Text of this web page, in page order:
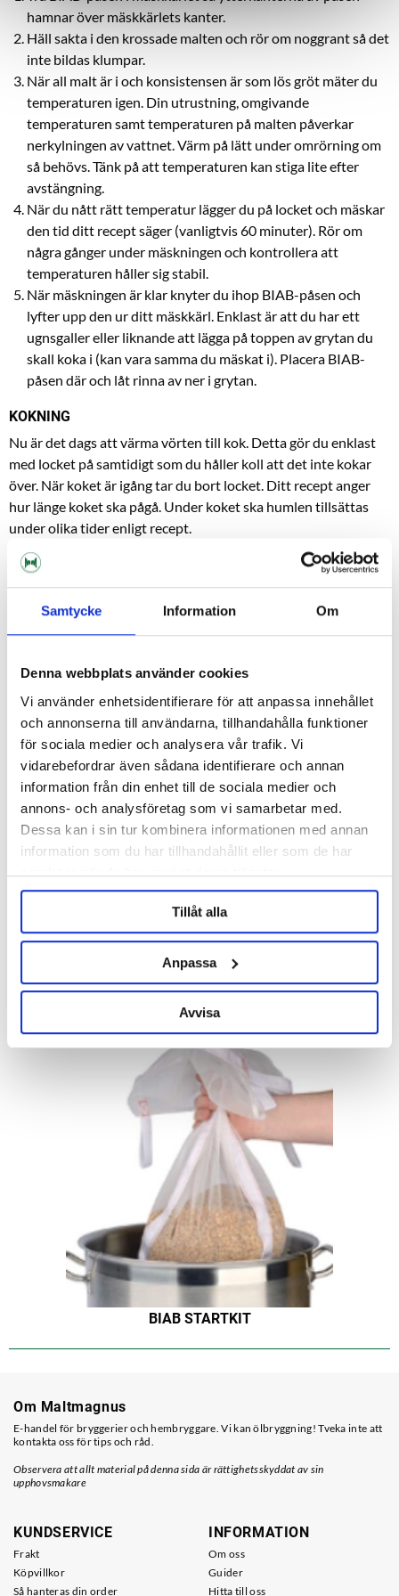
Samtycke Information Om
Denna webbplats använder cookies
Vi använder enhetsidentifierare för att anpassa innehållet
och annonserna till användarna, tillhandahålla funktioner
för sociala medier och analysera vår trafik. Vi
vidarebefordrar även sådana identifierare och annan
information från din enhet till de sociala medier och
annons- och analysföretag som vi samarbetar med.
Dessa kan i sin tur kombinera informationen med annan
information som du har tillhandahållit eller som de har
samlat in när du har använt deras tjänster.
Tillåt alla
Anpassa
Avvisa
hamnar över mäskkärlets kanter.
Häll sakta i den krossade malten och rör om noggrant så det
inte bildas klumpar.
När all malt är i och konsistensen är som lös gröt mäter du
temperaturen igen. Din utrustning, omgivande
temperaturen samt temperaturen på malten påverkar
nerkylningen av vattnet. Värm på lätt under omrörning om
så behövs. Tänk på att temperaturen kan stiga lite efter
avstängning.
När du nått rätt temperatur lägger du på locket och mäskar
den tid ditt recept säger (vanligtvis 60 minuter). Rör om
några gånger under mäskningen och kontrollera att
temperaturen håller sig stabil.
När mäskningen är klar knyter du ihop BIAB-påsen och
lyfter upp den ur ditt mäskkärl. Enklast är att du har ett
ugnsgaller eller liknande att lägga på toppen av grytan du
skall koka i (kan vara samma du mäskat i). Placera BIAB-
påsen där och låt rinna av ner i grytan.
KOKNING
Nu är det dags att värma vörten till kok. Detta gör du enklast
med locket på samtidigt som du håller koll att det inte kokar
över. När koket är igång tar du bort locket. Ditt recept anger
hur länge koket ska pågå. Under koket ska humlen tillsättas
under olika tider enligt recept.
KYLNING
När koket är klart ska vörten kylas ner så fort som möjligt.
Detta gör man enklast med:
Plattvärmeväxlare
ALL-GRAIN ÖLKIT
BIAB STARTKIT
Om Maltmagnus
E-handel för bryggerier och hembryggare. Vi kan ölbryggning! Tveka inte att
kontakta oss för tips och råd.
Observera att allt material på denna sida är rättighetsskyddat av sin
upphovsmakare
KUNDSERVICE
Frakt
Köpvillkor
Så hanteras din order
INFORMATION
Om oss
Guider
Hitta till oss